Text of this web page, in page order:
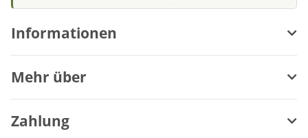
Informationen
Mehr über
Zahlung